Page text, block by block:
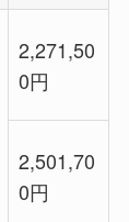
2,271,50
0円
2,501,70
0円